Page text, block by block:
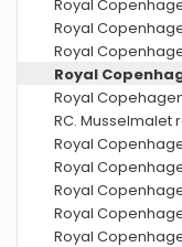
Royal
Royal
Royal
Royal
Royal
RC.
Royal
Royal
Royal
Royal
Royal